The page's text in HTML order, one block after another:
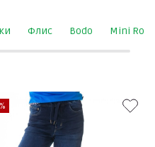
Флис Bodo Mini